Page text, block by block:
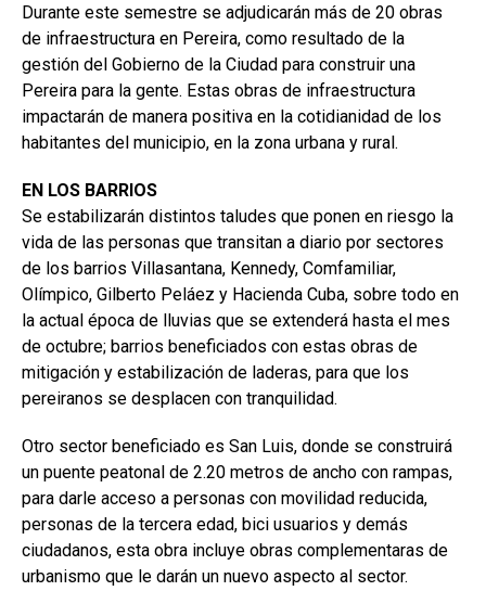
Durante este semestre se adjudicarán más de 20 obras
de infraestructura en Pereira, como resultado de la
gestión del Gobierno de la Ciudad para construir una
Pereira para la gente. Estas obras de infraestructura
impactarán de manera positiva en la cotidianidad de los
habitantes del municipio, en la zona urbana y rural.
EN LOS BARRIOS
Se estabilizarán distintos taludes que ponen en riesgo la
vida de las personas que transitan a diario por sectores
de los barrios Villasantana, Kennedy, Comfamiliar,
Olímpico, Gilberto Peláez y Hacienda Cuba, sobre todo en
la actual época de lluvias que se extenderá hasta el mes
de octubre; barrios beneficiados con estas obras de
mitigación y estabilización de laderas, para que los
pereiranos se desplacen con tranquilidad.
Otro sector beneficiado es San Luis, donde se construirá
un puente peatonal de 2.20 metros de ancho con rampas,
para darle acceso a personas con movilidad reducida,
personas de la tercera edad, bici usuarios y demás
ciudadanos, esta obra incluye obras complementaras de
urbanismo que le darán un nuevo aspecto al sector.